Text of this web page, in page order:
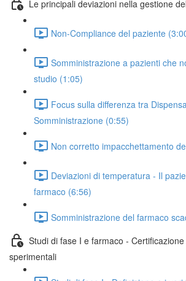
Le principali deviazioni nella gestione
Non-Compliance del paziente
Somministrazione a pazienti che
studio (1:05)
Focus sulla differenza tra
Somministrazione (0:55)
Non corretto impacchettamento
Deviazioni di temperatura - Il
farmaco (6:56)
Somministrazione del farmaco
Studi di fase I e farmaco -
sperimentali